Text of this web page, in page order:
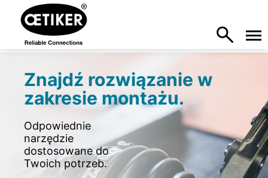
Znajdź rozwiązanie w
zakresie montażu.
Odpowiednie
narzędzie
dostosowane do
Twoich potrzeb.